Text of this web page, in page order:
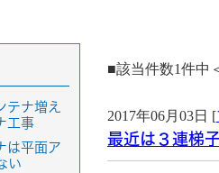
■該当件数1件中
2017年06月03日 [
最近は３連梯
テナ増え
工事
は平面ア
い